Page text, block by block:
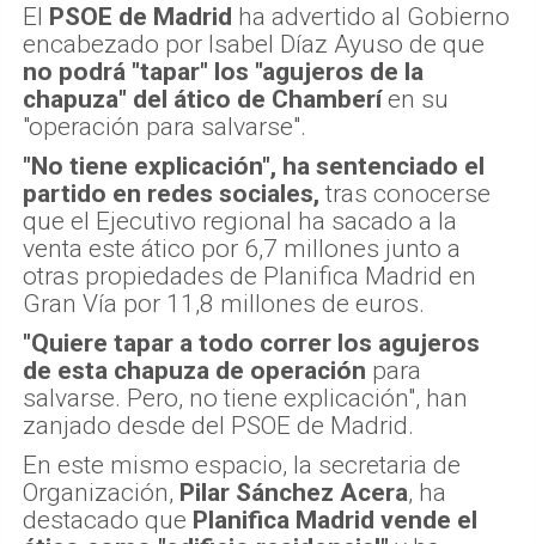
El PSOE de Madrid ha advertido al Gobierno
encabezado por Isabel Díaz Ayuso de que
no podrá "tapar" los "agujeros de la
chapuza" del ático de Chamberíen su
"operación para salvarse".
"No tiene explicación", ha sentenciado el
partido en redes sociales, tras conocerse
que el Ejecutivo regional ha sacado a la
venta este ático por 6,7 millones junto a
otras propiedades de Planifica Madrid en
Gran Vía por 11,8 millones de euros.
"Quiere tapar a todo correr los agujeros
de esta chapuza de operación para
salvarse. Pero, no tiene explicación", han
zanjado desde del PSOE de Madrid.
En este mismo espacio, la secretaria de
Organización, Pilar Sánchez Acera, ha
destacado que Planifica Madrid vende el